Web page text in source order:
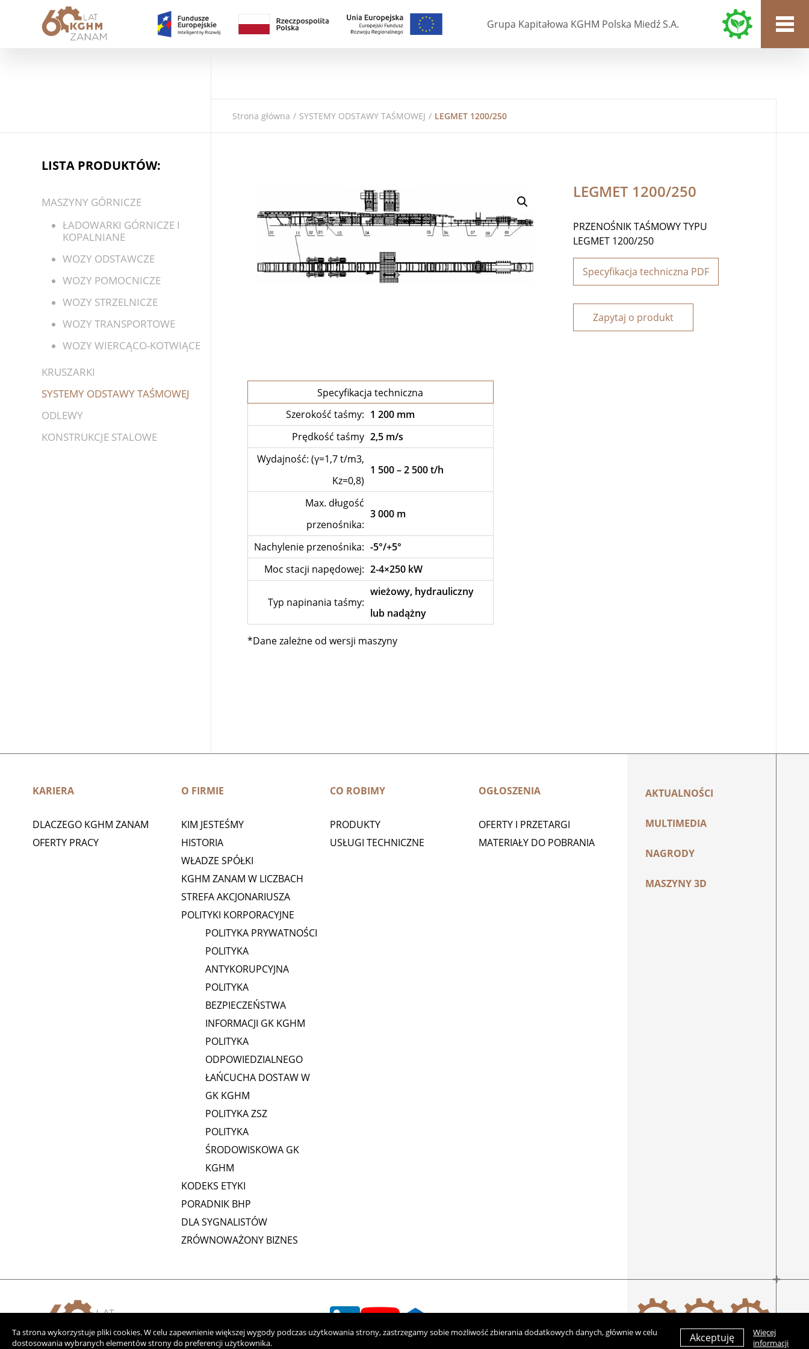
Grupa Kapitałowa KGHM Polska Miedź S.A.
Strona główna / SYSTEMY ODSTAWY TAŚMOWEJ / LEGMET 1200/250
LISTA PRODUKTÓW:
MASZYNY GÓRNICZE
ŁADOWARKI GÓRNICZE I
KOPALNIANE
WOZY ODSTAWCZE
WOZY POMOCNICZE
WOZY STRZELNICZE
WOZY TRANSPORTOWE
WOZY WIERCĄCO-KOTWIĄCE
KRUSZARKI
SYSTEMY ODSTAWY TAŚMOWEJ
ODLEWY
KONSTRUKCJE STALOWE
LEGMET 1200/250
PRZENOŚNIK TAŚMOWY TYPU
LEGMET 1200/250
Specyfikacja techniczna PDF
Zapytaj o produkt
Specyfikacja techniczna
Szerokość taśmy: 1 200 mm
Prędkość taśmy 2,5 m/s
Wydajność: (γ=1,7 t/m3,
Kz=0,8)
1 500 – 2 500 t/h
Max. długość
przenośnika:
3 000 m
Nachylenie przenośnika: -5°/+5°
Moc stacji napędowej: 2-4×250 kW
Typ napinania taśmy:
wieżowy, hydrauliczny
lub nadążny
*Dane zależne od wersji maszyny
KARIERA
DLACZEGO KGHM ZANAM
OFERTY PRACY
O FIRMIE
KIM JESTEŚMY
HISTORIA
WŁADZE SPÓŁKI
KGHM ZANAM W LICZBACH
STREFA AKCJONARIUSZA
POLITYKI KORPORACYJNE
POLITYKA PRYWATNOŚCI
POLITYKA
ANTYKORUPCYJNA
POLITYKA
BEZPIECZEŃSTWA
INFORMACJI GK KGHM
POLITYKA
ODPOWIEDZIALNEGO
ŁAŃCUCHA DOSTAW W
GK KGHM
POLITYKA ZSZ
POLITYKA
ŚRODOWISKOWA GK
KGHM
KODEKS ETYKI
PORADNIK BHP
DLA SYGNALISTÓW
ZRÓWNOWAŻONY BIZNES
CO ROBIMY
PRODUKTY
USŁUGI TECHNICZNE
OGŁOSZENIA
OFERTY I PRZETARGI
MATERIAŁY DO POBRANIA
AKTUALNOŚCI
MULTIMEDIA
NAGRODY
MASZYNY 3D
Ta strona wykorzystuje pliki cookies. W celu zapewnienie większej wygody podczas użytkowania strony, zastrzegamy sobie możliwość zbierania dodatkowych danych, głównie w celu
dostosowania wybranych elementów strony do preferencji użytkownika.
Akceptuję
Więcej
informacji